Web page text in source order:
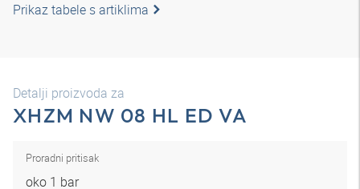
Prikaz tabele s artiklima
Detalji proizvoda za
XHZM NW 08 HL ED VA
Proradni pritisak
oko 1 bar